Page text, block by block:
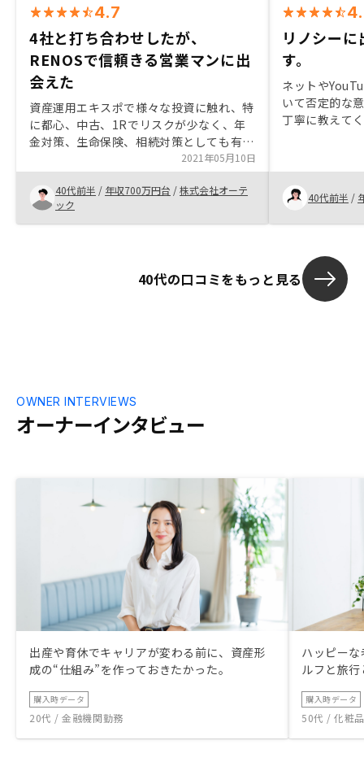
4.7
4社と打ち合わせしたが、
RENOSで信頼きる営業マンに出
会えた
資産運用エキスポで様々な投資に触れ、特
に都心、中古、1Rでリスクが少なく、年
金対策、生命保険、相続対策としても有効
な不動産投資に興味を持ち4社ほど打合せ
をしましたが、最終的に管理から出口戦略
までワンストップで任せられ、信頼できる
営業に出会えたことがRENOSYさんにお願
いする決め手となりました。シミュレーシ
ベースにしていますが、当然御社の購入時
はないかもしれませんが。 また、表面利
回りだけでなく、実質利回り、事業利回り
までシミュレーターで出しておいて貰える
まで時間が空き、決済日まで時間がなく、
入りたかった特約のある火災保険に入る時
間余裕なく残念な面も。 批判ではなく、
期待を込めての意見として。
2021年05月10日
40代前半 / 年収700万円台 /株式会社オーテ
ック
リノシー
す。
ネットや
いて否定的な
丁寧に教えて
ランを選べた
担当者の方が
直接オンライ
の決めてにな
もらえるとよ
方ないかも知
類の事やお金
40代前半 /
40代の口コミをもっと見る
オーナーインタビュー
OWNER INTERVIEWS
出産や育休でキャリアが変わる前に、資産形
成の“仕組み”を作っておきたかった。
購入時データ
20代 / 金融機関勤務
ハッピー
ルフと旅
購入時データ
50代 / 化粧